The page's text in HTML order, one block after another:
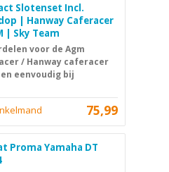
Slotenset Incl.
| Hanway Caferacer
| Sky Team
voor de Agm
/ Hanway caferacer
eenvoudig bij
75,99
Proma Yamaha DT